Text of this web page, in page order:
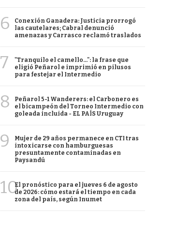
6
Conexión Ganadera: Justicia prorrogó
las cautelares; Cabral denunció
amenazas y Carrasco reclamó traslados
7
"Tranquilo el camello...": la frase que
eligió Peñarol e imprimió en pilusos
para festejar el Intermedio
8
Peñarol 5-1 Wanderers: el Carbonero es
el bicampeón del Torneo Intermedio con
goleada incluida - EL PAÍS Uruguay
9
Mujer de 29 años permanece en CTI tras
intoxicarse con hamburguesas
presuntamente contaminadas en
Paysandú
10El pronóstico para el jueves 6 de agosto
de 2026: cómo estará el tiempo en cada
zona del país, según Inumet